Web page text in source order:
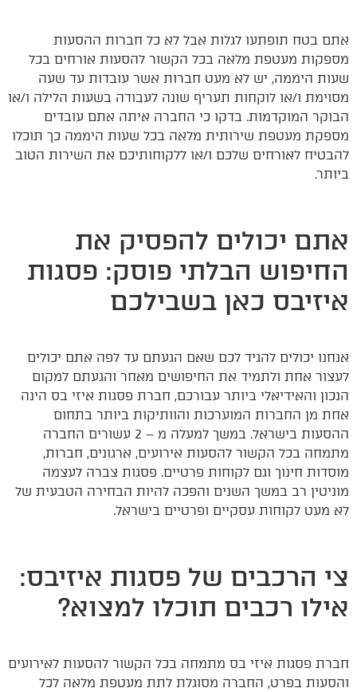
אתם בטח תופתעו לגלות אבל לא כל חברות ההסעות
מספקות מעטפת מלאה בכל הקשור להסעות אורחים בכל
שעות היממה, יש לא מעט חברות אשר עובדות עד שעה
מסוימת ו/או לוקחות תעריף שונה לעבודה בשעות הלילה ו/או
הבוקר המוקדמות. בדקו כי החברה איתה אתם עובדים
מספקת מעטפת שירותית מלאה בכל שעות היממה כך תוכלו
להבטיח לאורחים שלכם ו/או ללקוחותיכם את השירות הטוב
ביותר.
אתם יכולים להפסיק את
החיפוש הבלתי פוסק: פסגות
איזיבס כאן בשבילכם
אנחנו יכולים להגיד לכם שאם הגעתם עד לפה אתם יכולים
לעצור אחת ולתמיד את החיפושים מאחר והגעתם למקום
הנכון והאידיאלי ביותר עבורכם, חברת פסגות איזי בס הינה
אחת מן החברות המוערכות והוותיקות ביותר בתחום
ההסעות בישראל. במשך למעלה מ – 2 עשורים החברה
מתמחה בכל הקשור להסעות אירועים, ארגונים, חברות,
מוסדות חינוך וגם לקוחות פרטיים. פסגות צברה לעצמה
מוניטין רב במשך השנים והפכה להיות הבחירה הטבעית של
לא מעט לקוחות עסקיים ופרטיים בישראל.
צי הרכבים של פסגות איזיבס:
אילו רכבים תוכלו למצוא?
חברת פסגות איזי בס מתמחה בכל הקשור להסעות לאירועים
והסעות בפרט, החברה מסוגלת לתת מעטפת מלאה לכל